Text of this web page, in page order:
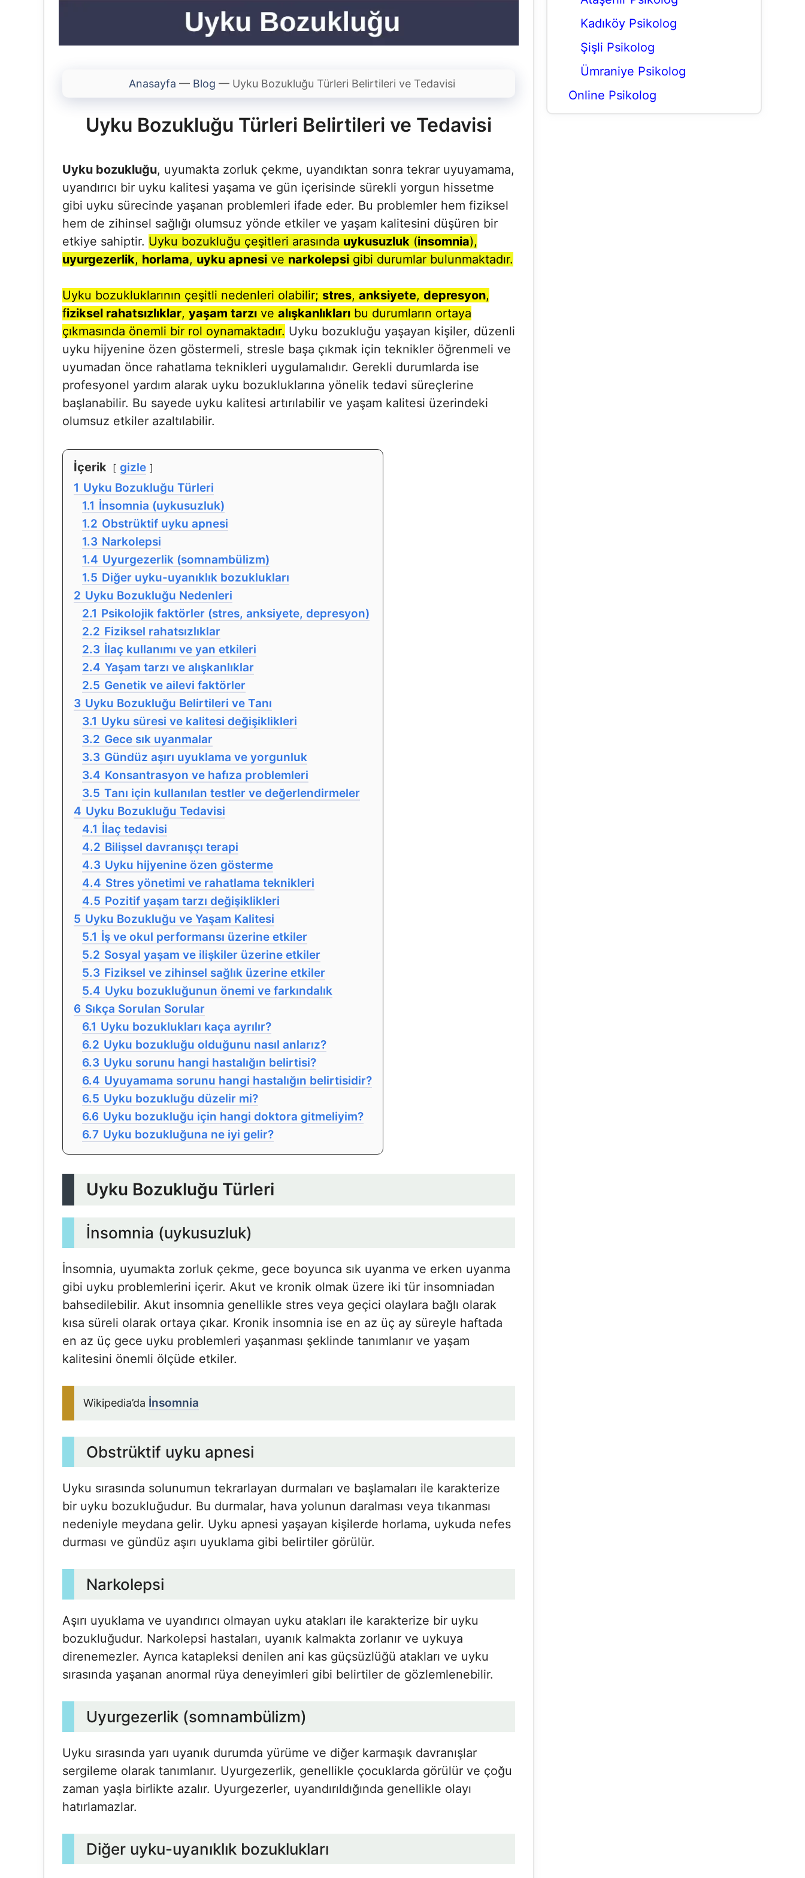
Anasayfa — Blog — Uyku Bozukluğu Türleri Belirtileri ve Tedavisi
Uyku Bozukluğu Türleri Belirtileri ve Tedavisi
Uyku bozukluğu, uyumakta zorluk çekme, uyandıktan sonra tekrar uyuyamama,
uyandırıcı bir uyku kalitesi yaşama ve gün içerisinde sürekli yorgun hissetme
gibi uyku sürecinde yaşanan problemleri ifade eder. Bu problemler hem fiziksel
hem de zihinsel sağlığı olumsuz yönde etkiler ve yaşam kalitesini düşüren bir
etkiye sahiptir. Uyku bozukluğu çeşitleri arasında uykusuzluk (insomnia),
uyurgezerlik, horlama, uyku apnesi ve narkolepsi gibi durumlar bulunmaktadır.
Uyku bozukluklarının çeşitli nedenleri olabilir; stres, anksiyete, depresyon,
fiziksel rahatsızlıklar, yaşam tarzı ve alışkanlıkları bu durumların ortaya
çıkmasında önemli bir rol oynamaktadır. Uyku bozukluğu yaşayan kişiler, düzenli
uyku hijyenine özen göstermeli, stresle başa çıkmak için teknikler öğrenmeli ve
uyumadan önce rahatlama teknikleri uygulamalıdır. Gerekli durumlarda ise
profesyonel yardım alarak uyku bozukluklarına yönelik tedavi süreçlerine
başlanabilir. Bu sayede uyku kalitesi artırılabilir ve yaşam kalitesi üzerindeki
olumsuz etkiler azaltılabilir.
İçerik
gizle
1 Uyku Bozukluğu Türleri
1.1 İnsomnia (uykusuzluk)
1.2 Obstrüktif uyku apnesi
1.3 Narkolepsi
1.4 Uyurgezerlik (somnambülizm)
1.5 Diğer uyku-uyanıklık bozuklukları
2 Uyku Bozukluğu Nedenleri
2.1 Psikolojik faktörler (stres, anksiyete, depresyon)
2.2 Fiziksel rahatsızlıklar
2.3 İlaç kullanımı ve yan etkileri
2.4 Yaşam tarzı ve alışkanlıklar
2.5 Genetik ve ailevi faktörler
3 Uyku Bozukluğu Belirtileri ve Tanı
3.1 Uyku süresi ve kalitesi değişiklikleri
3.2 Gece sık uyanmalar
3.3 Gündüz aşırı uyuklama ve yorgunluk
3.4 Konsantrasyon ve hafıza problemleri
3.5 Tanı için kullanılan testler ve değerlendirmeler
4 Uyku Bozukluğu Tedavisi
4.1 İlaç tedavisi
4.2 Bilişsel davranışçı terapi
4.3 Uyku hijyenine özen gösterme
4.4 Stres yönetimi ve rahatlama teknikleri
4.5 Pozitif yaşam tarzı değişiklikleri
5 Uyku Bozukluğu ve Yaşam Kalitesi
5.1 İş ve okul performansı üzerine etkiler
5.2 Sosyal yaşam ve ilişkiler üzerine etkiler
5.3 Fiziksel ve zihinsel sağlık üzerine etkiler
5.4 Uyku bozukluğunun önemi ve farkındalık
6 Sıkça Sorulan Sorular
6.1 Uyku bozuklukları kaça ayrılır?
6.2 Uyku bozukluğu olduğunu nasıl anlarız?
6.3 Uyku sorunu hangi hastalığın belirtisi?
6.4 Uyuyamama sorunu hangi hastalığın belirtisidir?
6.5 Uyku bozukluğu düzelir mi?
6.6 Uyku bozukluğu için hangi doktora gitmeliyim?
6.7 Uyku bozukluğuna ne iyi gelir?
Uyku Bozukluğu Türleri
İnsomnia (uykusuzluk)
İnsomnia, uyumakta zorluk çekme, gece boyunca sık uyanma ve erken uyanma
gibi uyku problemlerini içerir. Akut ve kronik olmak üzere iki tür insomniadan
bahsedilebilir. Akut insomnia genellikle stres veya geçici olaylara bağlı olarak
kısa süreli olarak ortaya çıkar. Kronik insomnia ise en az üç ay süreyle haftada
en az üç gece uyku problemleri yaşanması şeklinde tanımlanır ve yaşam
kalitesini önemli ölçüde etkiler.
Wikipedia’da İnsomnia
Obstrüktif uyku apnesi
Uyku sırasında solunumun tekrarlayan durmaları ve başlamaları ile karakterize
bir uyku bozukluğudur. Bu durmalar, hava yolunun daralması veya tıkanması
nedeniyle meydana gelir. Uyku apnesi yaşayan kişilerde horlama, uykuda nefes
durması ve gündüz aşırı uyuklama gibi belirtiler görülür.
Narkolepsi
Aşırı uyuklama ve uyandırıcı olmayan uyku atakları ile karakterize bir uyku
bozukluğudur. Narkolepsi hastaları, uyanık kalmakta zorlanır ve uykuya
direnemezler. Ayrıca katapleksi denilen ani kas güçsüzlüğü atakları ve uyku
sırasında yaşanan anormal rüya deneyimleri gibi belirtiler de gözlemlenebilir.
Uyurgezerlik (somnambülizm)
Uyku sırasında yarı uyanık durumda yürüme ve diğer karmaşık davranışlar
sergileme olarak tanımlanır. Uyurgezerlik, genellikle çocuklarda görülür ve çoğu
zaman yaşla birlikte azalır. Uyurgezerler, uyandırıldığında genellikle olayı
hatırlamazlar.
Diğer uyku-uyanıklık bozuklukları
Kadıköy Psikolog
Şişli Psikolog
Ümraniye Psikolog
Online Psikolog